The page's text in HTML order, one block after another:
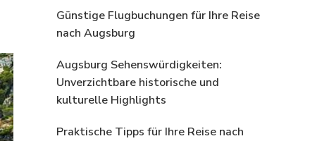
Günstige Flugbuchungen für Ihre Reise
nach Augsburg
Augsburg Sehenswürdigkeiten:
Unverzichtbare historische und
kulturelle Highlights
Praktische Tipps für Ihre Reise nach